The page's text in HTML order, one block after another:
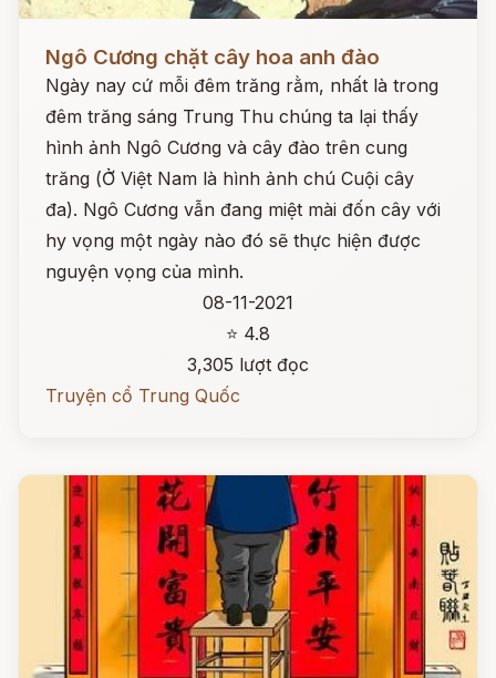
Ngô Cương chặt cây hoa anh đào
Ngày nay cứ mỗi đêm trăng rằm, nhất là trong
đêm trăng sáng Trung Thu chúng ta lại thấy
hình ảnh Ngô Cương và cây đào trên cung
trăng (Ở Việt Nam là hình ảnh chú Cuội cây
đa). Ngô Cương vẫn đang miệt mài đốn cây với
hy vọng một ngày nào đó sẽ thực hiện được
nguyện vọng của mình.
08-11-2021
⭐ 4.8
3,305 lượt đọc
Truyện cổ Trung Quốc